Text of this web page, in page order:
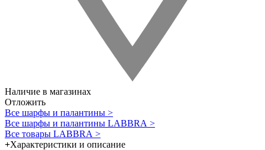
Наличие в магазинах
Отложить
Все шарфы и палантины >
Все шарфы и палантины LABBRA >
Все товары LABBRA >
+Характеристики и описание